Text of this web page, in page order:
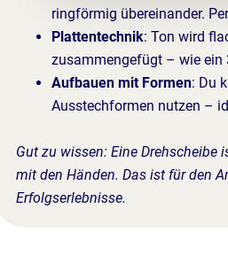
ringförmig übereinander.
Plattentechnik: Ton wird
zusammengefügt – wie ein
Aufbauen mit Formen: Du
Ausstechformen nutzen –
Gut zu wissen: Eine Drehscheibe
mit den Händen. Das ist für den
Erfolgserlebnisse.